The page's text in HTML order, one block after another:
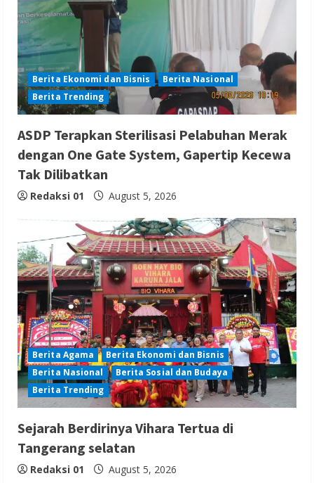
Berita Ekonomi dan Bisnis
Berita Nasional
Berita Trending
ASDP Terapkan Sterilisasi Pelabuhan Merak
dengan One Gate System, Gapertip Kecewa
Tak Dilibatkan
Redaksi 01 August 5, 2026
Berita Agama
Berita Ekonomi dan Bisnis
Berita Nasional
Berita Sosial dan Budaya
Berita Trending
Sejarah Berdirinya Vihara Tertua di
Tangerang selatan
Redaksi 01 August 5, 2026